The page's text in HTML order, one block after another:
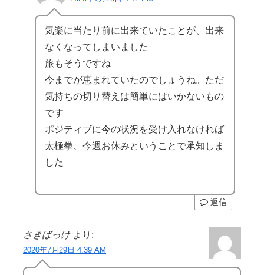
気楽に当たり前に出来ていたことが、出来
なくなってしまいました
旅もそうですね
今までが恵まれていたのでしょうね。ただ
気持ちの切り替えは簡単にはいかないもの
です
ポジティブに今の状況を受け入れなければ
太極拳、今週お休みということで承知しま
した
返信
さきばっけ より:
2020年7月29日 4:39 AM